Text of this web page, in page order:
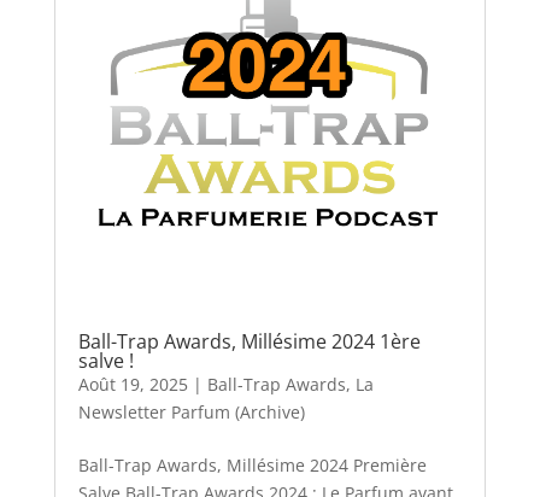
Ball-Trap Awards, Millésime 2024 1ère
salve !
Août 19, 2025| Ball-Trap Awards, La
Newsletter Parfum (Archive)
Ball-Trap Awards, Millésime 2024 Première